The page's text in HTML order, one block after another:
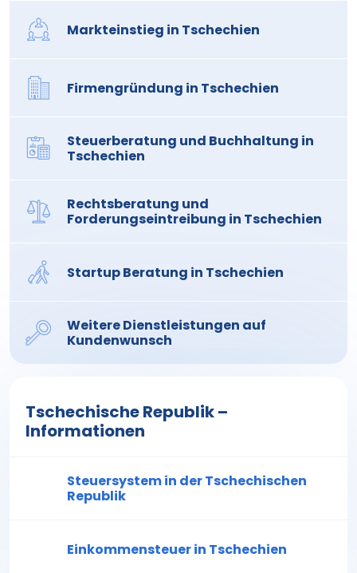
Markteinstieg in Tschechien
Firmengründung in Tschechien
Steuerberatung und Buchhaltung in
Tschechien
Rechtsberatung und
Forderungseintreibung in Tschechien
Startup Beratung in Tschechien
Weitere Dienstleistungen auf
Kundenwunsch
Tschechische Republik –
Informationen
Steuersystem in der Tschechischen
Republik
Einkommensteuer in Tschechien